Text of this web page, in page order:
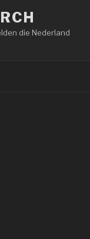
die Nederland